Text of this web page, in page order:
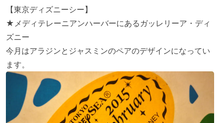
【東京ディズニーシー】
★メディテレーニアンハーバーにあるガッレリーア・ディ
ズニー
今月はアラジンとジャスミンのペアのデザインになってい
ます。